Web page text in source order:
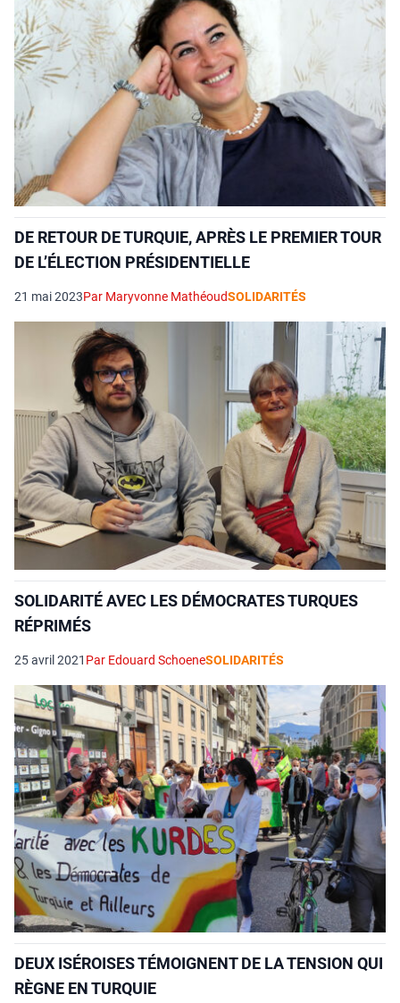
DE RETOUR DE TURQUIE, APRÈS LE PREMIER TOUR
DE L’ÉLECTION PRÉSIDENTIELLE
21 mai 2023Par Maryvonne MathéoudSOLIDARITÉS
SOLIDARITÉ AVEC LES DÉMOCRATES TURQUES
RÉPRIMÉS
25 avril 2021 Par Edouard SchoeneSOLIDARITÉS
DEUX ISÉROISES TÉMOIGNENT DE LA TENSION QUI
RÈGNE EN TURQUIE